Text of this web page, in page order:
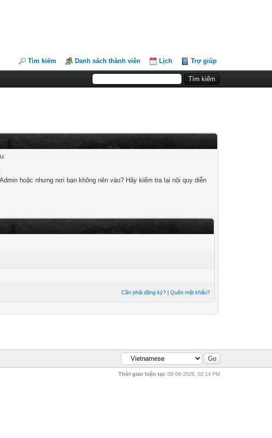
Tìm kiếm Danh sách thành viên Lịch Trợ giúp
hoặc nhưng nơi bạn không nên vào? Hãy kiểm tra lại nội quy diễn
Cần phải đăng ký? |Quên mật khẩu?
Thời gian hiện tại: 08-08-2026, 02:14 PM